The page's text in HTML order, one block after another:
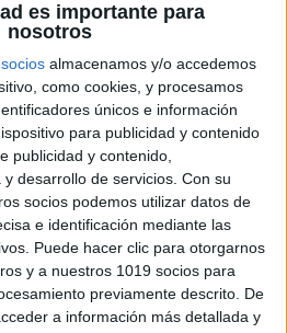
es importante para
nosotros
socios almacenamos y/o accedemos
como cookies, y procesamos
únicos e información
para publicidad y contenido
publicidad y contenido,
desarrollo de servicios. Con su
socios podemos utilizar datos de
e identificación mediante las
Puede hacer clic para otorgarnos
y a nuestros 1019 socios para
previamente descrito. De
a información más detallada y